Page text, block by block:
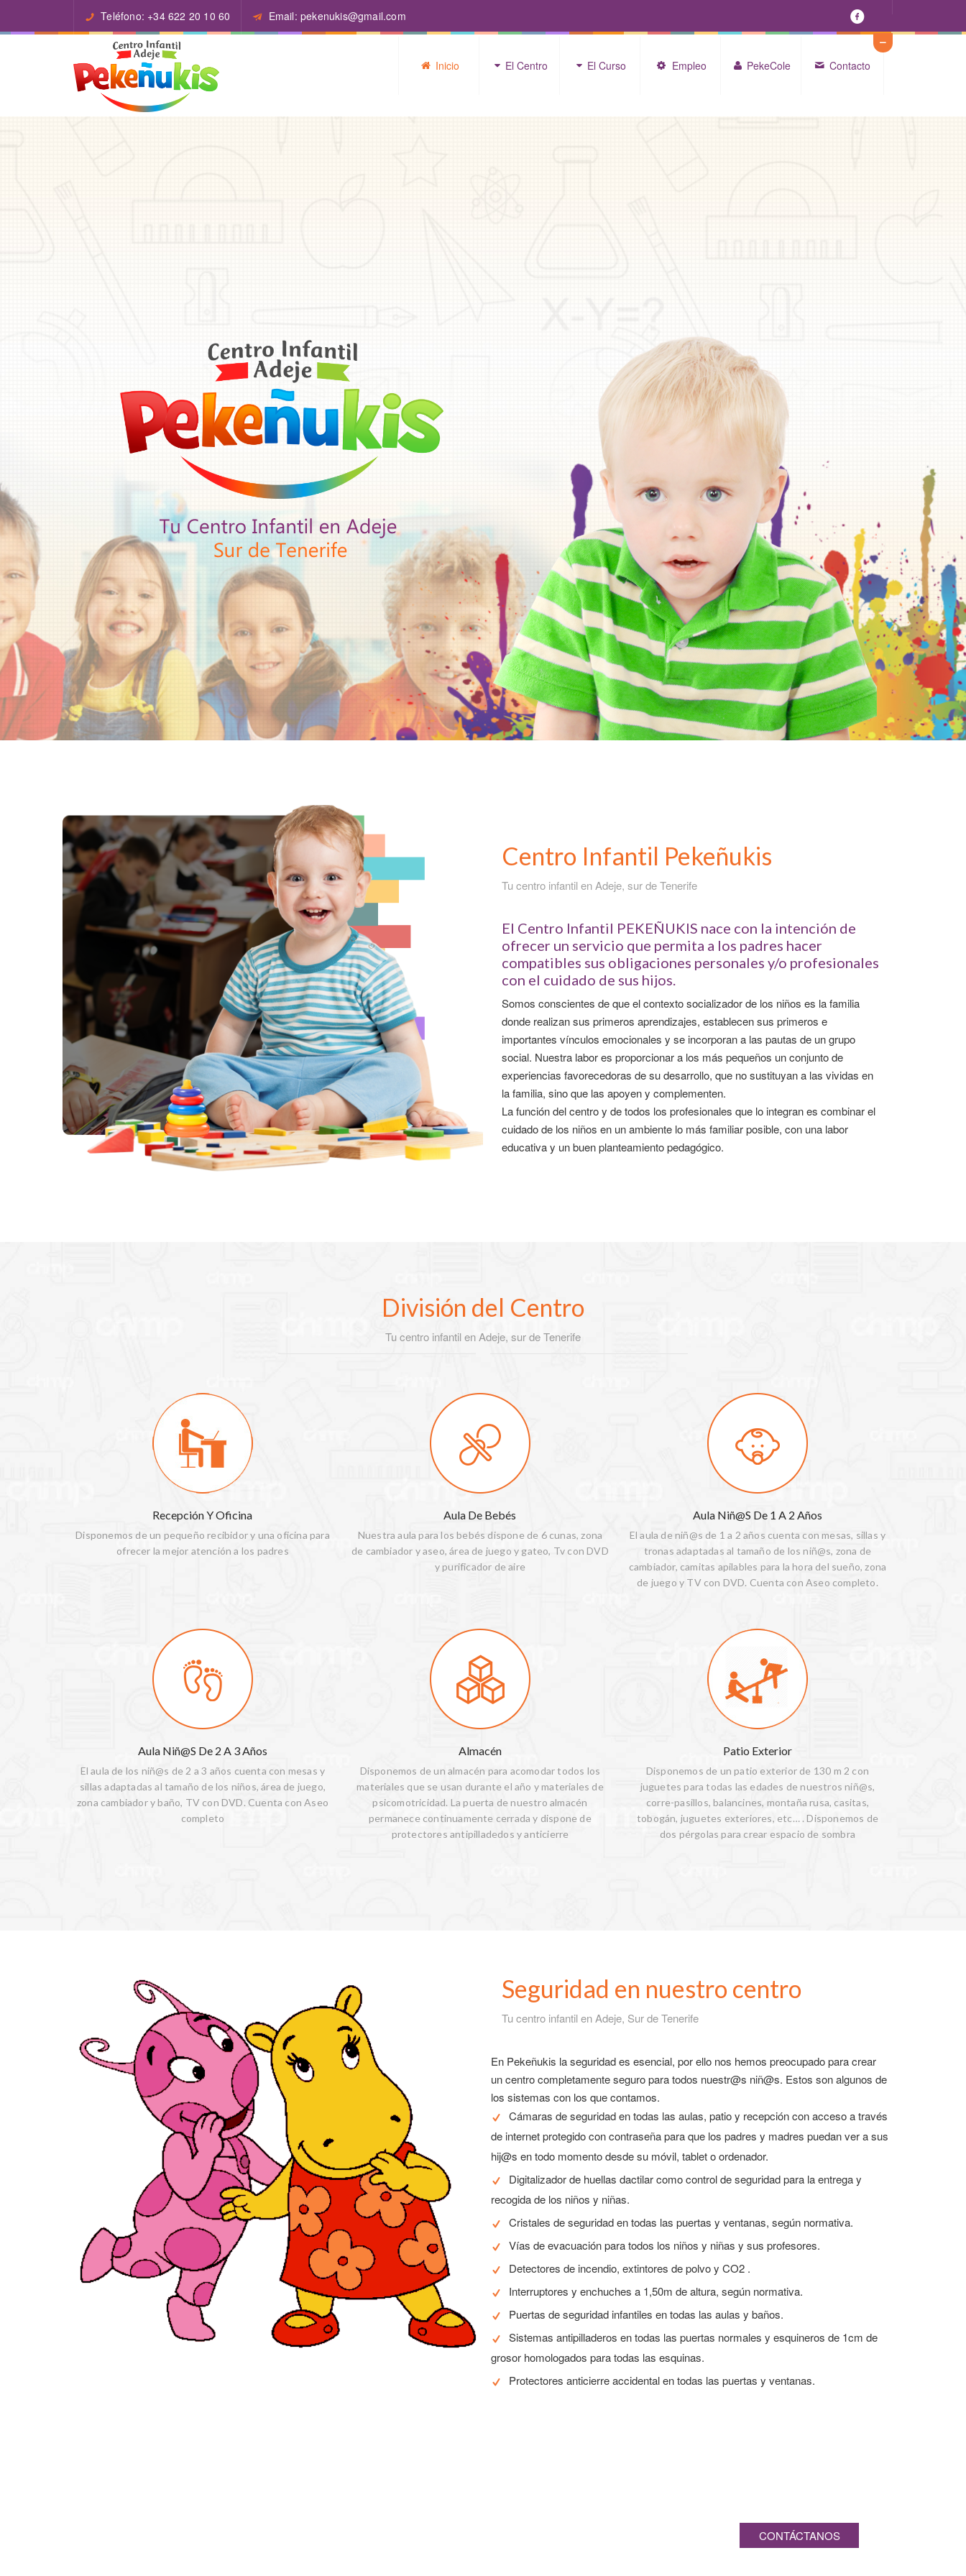
Teléfono: +34 622 20 10 60 Email: pekenukis@gmail.com
Inicio El Centro El Curso Empleo PekeCole Contacto
Centro Infantil Pekeñukis
Tu centro infantil en Adeje, sur de Tenerife
El Centro Infantil PEKEÑUKIS nace con la intención de
ofrecer un servicio que permita a los padres hacer
compatibles sus obligaciones personales y/o profesionales
con el cuidado de sus hijos.
Somos conscientes de que el contexto socializador de los niños es la familia
donde realizan sus primeros aprendizajes, establecen sus primeros e
importantes vínculos emocionales y se incorporan a las pautas de un grupo
social. Nuestra labor es proporcionar a los más pequeños un conjunto de
experiencias favorecedoras de su desarrollo, que no sustituyan a las vividas en
la familia, sino que las apoyen y complementen.
La función del centro y de todos los profesionales que lo integran es combinar el
cuidado de los niños en un ambiente lo más familiar posible, con una labor
educativa y un buen planteamiento pedagógico.
División del Centro
Tu centro infantil en Adeje, sur de Tenerife
Recepción Y Oficina
Disponemos de un pequeño recibidor y una oficina para
ofrecer la mejor atención a los padres
Aula De Bebés
Nuestra aula para los bebés dispone de 6 cunas, zona
de cambiador y aseo, área de juego y gateo, Tv con DVD
y purificador de aire
Aula Niñ@s De 1 A 2 Años
El aula de niñ@s de 1 a 2 años cuenta con mesas, sillas y
tronas adaptadas al tamaño de los niñ@s, zona de
cambiador, camitas apilables para la hora del sueño, zona
de juego y TV con DVD. Cuenta con Aseo completo.
Aula Niñ@s De 2 A 3 Años
El aula de los niñ@s de 2 a 3 años cuenta con mesas y
sillas adaptadas al tamaño de los niños, área de juego,
zona cambiador y baño, TV con DVD. Cuenta con Aseo
completo
Almacén
Disponemos de un almacén para acomodar todos los
materiales que se usan durante el año y materiales de
psicomotricidad. La puerta de nuestro almacén
permanece continuamente cerrada y dispone de
protectores antipilladedos y anticierre
Patio Exterior
Disponemos de un patio exterior de 130 m 2 con
juguetes para todas las edades de nuestros niñ@s,
corre-pasillos, balancines, montaña rusa, casitas,
tobogán, juguetes exteriores, etc… . Disponemos de
dos pérgolas para crear espacio de sombra
Seguridad en nuestro centro
Tu centro infantil en Adeje, Sur de Tenerife
En Pekeñukis la seguridad es esencial, por ello nos hemos preocupado para crear
un centro completamente seguro para todos nuestr@s niñ@s. Estos son algunos de
los sistemas con los que contamos.
Cámaras de seguridad en todas las aulas, patio y recepción con acceso a través
de internet protegido con contraseña para que los padres y madres puedan ver a sus
hij@s en todo momento desde su móvil, tablet o ordenador.
Digitalizador de huellas dactilar como control de seguridad para la entrega y
recogida de los niños y niñas.
Cristales de seguridad en todas las puertas y ventanas, según normativa.
Vías de evacuación para todos los niños y niñas y sus profesores.
Detectores de incendio, extintores de polvo y CO2 .
Interruptores y enchuches a 1,50m de altura, según normativa.
Puertas de seguridad infantiles en todas las aulas y baños.
Sistemas antipilladeros en todas las puertas normales y esquineros de 1cm de
grosor homologados para todas las esquinas.
Protectores anticierre accidental en todas las puertas y ventanas.
CONTÁCTANOS